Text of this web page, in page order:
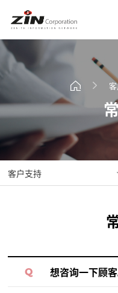
客户支持
Q 想咨询一下顾